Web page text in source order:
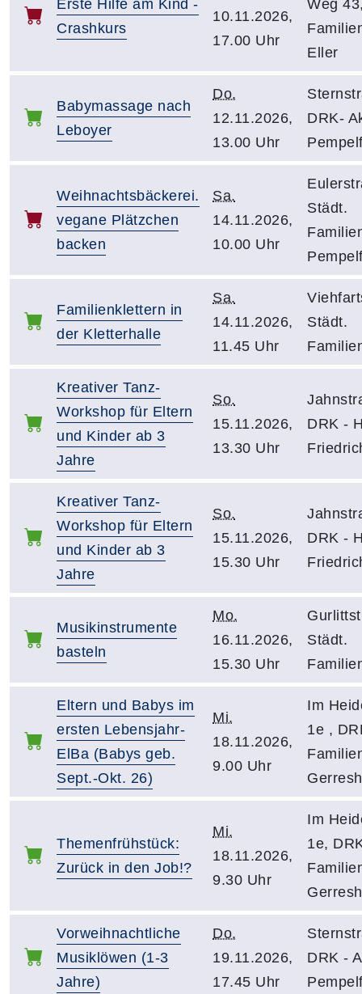
Erste Hilfe am Kind -
Crashkurs
10.11.2026,
17.00 Uhr
Weg
Eller
Babymassage nach
Leboyer
Do.
12.11.2026,
13.00 Uhr
DRK-
Weihnachtsbäckerei.
vegane Plätzchen
backen
Sa.
14.11.2026,
10.00 Uhr
Städt.
Familienklettern in
der Kletterhalle
Sa.
14.11.2026,
11.45 Uhr
Städt.
Kreativer Tanz-
Workshop für Eltern
und Kinder ab 3
Jahre
So.
15.11.2026,
13.30 Uhr
DRK -
Kreativer Tanz-
Workshop für Eltern
und Kinder ab 3
Jahre
So.
15.11.2026,
15.30 Uhr
DRK -
Musikinstrumente
basteln
Mo.
16.11.2026,
15.30 Uhr
Städt.
Eltern und Babys im
ersten Lebensjahr-
ElBa (Babys geb.
Sept.-Okt. 26)
Mi.
18.11.2026,
9.00 Uhr
Im
1e ,
Themenfrühstück:
Zurück in den Job!?
Mi.
18.11.2026,
9.30 Uhr
Im
1e,
Vorweihnachtliche
Musiklöwen (1-3
Jahre)
Do.
19.11.2026,
17.45 Uhr
DRK -